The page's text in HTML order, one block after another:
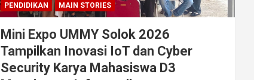
PENDIDIKAN MAIN STORIES
Mini Expo UMMY Solok 2026
Tampilkan Inovasi IoT dan Cyber
Security Karya Mahasiswa D3